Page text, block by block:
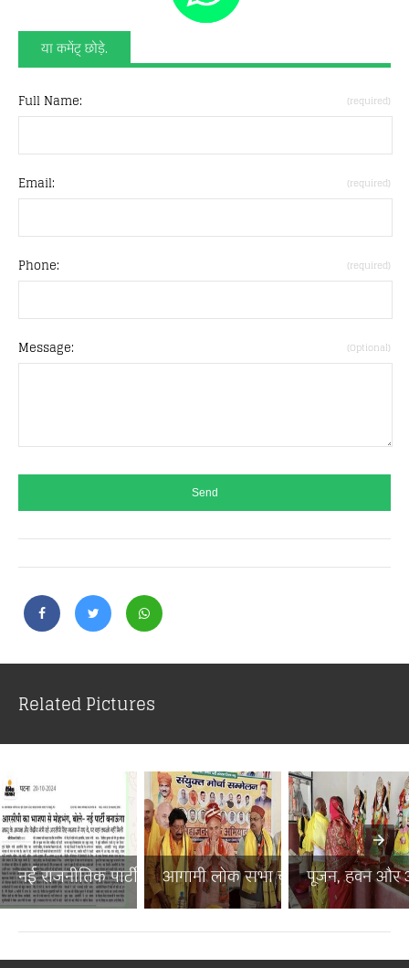
या कमेंट् छोड़े.
Full Name: (required)
Email: (required)
Phone: (required)
Message: (Optional)
Related Pictures
नई राजनीतिक पार्टी से बिहा...आगामी लोक सभा चुनाव में ब...पूजन, हवन और